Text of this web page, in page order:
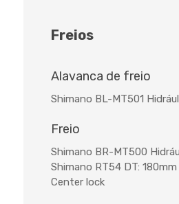
Freios
Alavanca de freio
Shimano BL-MT501
Freio
Shimano BR-MT500
Shimano RT54 DT: 180mm
Center lock